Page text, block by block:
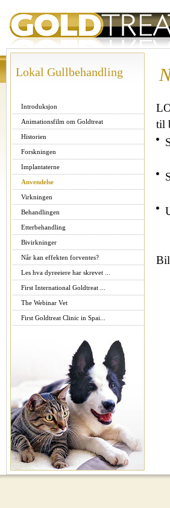
Lokal Gullbehandling
Introduksjon
Animationsfilm om Goldtreat
Historien
Forskningen
Implantaterne
Anvendelse
Virkningen
Behandlingen
Etterbehandling
Bivirkninger
Når kan effekten forventes?
Les hva dyreeiere har skrevet ...
First International Goldtreat ...
The Webinar Vet
First Goldtreat Clinic in Spai...
til